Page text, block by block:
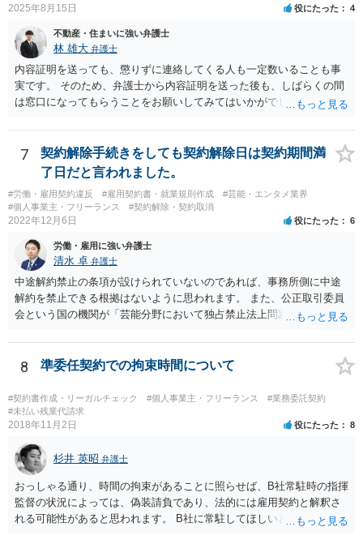
ということであれば、それは単純に履行遅滞を理由とする債務不履行
そのような開発は理論的に不可能（例えば、タイムマシンを作るとい
う契約等）であれば、契約自体が無効になる可能性があります。 いず
れの場合であっても、結局は、上記の「物理的にできない」部分を除
いた部分は開発完了しているということですから、その部分に相当す
る請負代金は請求できる可能性があります。 ただし、当該開発完了部
以上で、より個別的なお話は、詳しい契約内容や開発内容を知る必要
がありますので、正式に弁護士に相談することも検討された方がよい
と思います。
2025年8月15日 役にたった 4
不動産・住まいに強い弁護士
林 雄大 弁護士
内容証明を送っても、懲りずに連絡してくる人も一定数いることも事
実です。 そのため、弁護士から内容証明を送った後も、しばらくの間
は窓口になってもらうことをお願いしてみてはいかがでしょうか。 そ
口（弁護士に）言ってください」とだけお伝えし、それ以外には一切
応じないという姿勢をとることができるため、スタッフの方の負担軽
減を図れると思います。 大変な状況かと思いますが、ご参考になりま
したら幸いです。
7
契約解除手続きをしても契約解除日は契約期間満
了日だと言われました。
#労働・雇用契約違反 #雇用契約書・就業規則作成
#芸能・エンタメ業界
#個人事業主・フリーランス
#契約解除・契約取消
2022年12月6日 役にたった 6
労働・雇用に強い弁護士
清水 卓 弁護士
中途解約禁止の条項が設けられていないのであれば、事務所側に中途
解約を禁止できる根拠はないように思われます。 また、公正取引委員
会という国の機関が「芸能分野において独占禁止法上問題となり得る
活動を⾏えない旨の義務を課し，⼜は移籍・独⽴した場合には芸能活
動を妨害する旨⽰唆して，移籍・独⽴を諦めさせること（優越的地位
の濫⽤等）を例示しています。 ライバー事務所にも同様のことが言え
る可能性があり、あなたのケースでも、独占禁止法上問題となり得ま
す。 ただし、「※これら⾏為が実際に独占禁⽌法違反となるかどうか
は，具体的態様に照らして個別に判断されることとなる。例えば，優
越的地位の濫⽤に関して，不当に不利益を与えるか否かは，課される
義務等の内容や期間が⽬的に照らして過⼤であるか，与える不利益の
程度，代償措置の有無やその⽔準，あらかじめ⼗分な協議が⾏われた
か等を考慮の上，個別具体的に判断される」という指摘もなされてい
るので、ご事案に応じ、挙げられている事情を具体的に検討して行く
必要があります。 なお、退所等で事務所側と揉めるようであれば、弁
8 準委任契約での拘束時間について
#契約書作成・リーガルチェック #個人事業主・フリーランス
#業務委託契約
#未払い残業代請求
2018年11月2日 役にたった 8
杉井 英昭 弁護士
おっしゃる通り、時間の拘束があることに照らせば、B社常駐時の指揮
監督の状況によっては、偽装請負であり、法的には雇用契約と解釈さ
れる可能性があると思われます。 B社に常駐してほしいと先方が求め